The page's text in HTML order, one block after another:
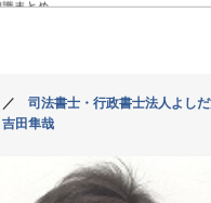
／ 司法書士・行政書士法人よし
田隼哉